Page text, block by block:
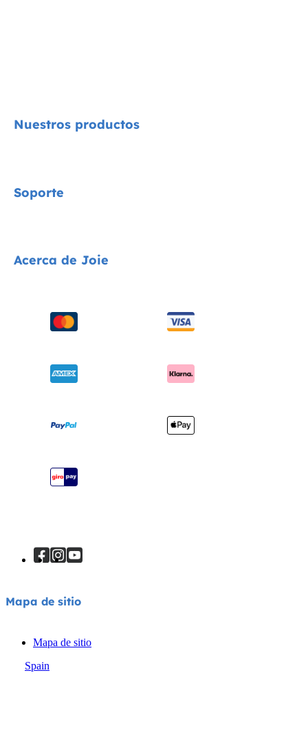
Nuestros productos
Cochecitos
Columpios y hamacas
Portabebés
Soporte
Envíos y devoluciones
Garantía
Sitemap
Acerca de Joie
Quiénes somos
Premios
Registra tu producto
Mapa de sitio
Mapa de sitio
Spain